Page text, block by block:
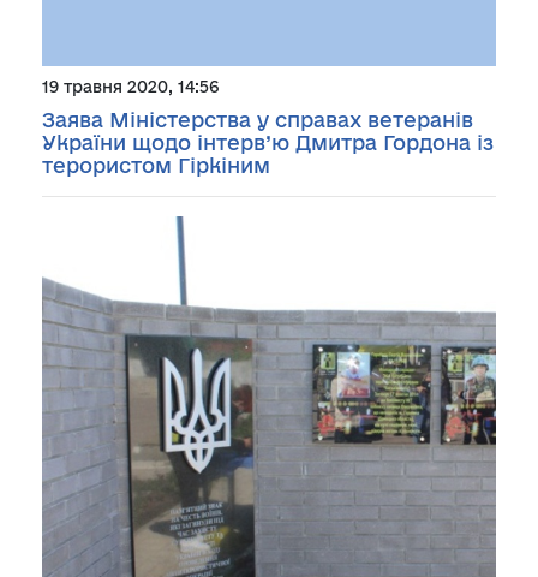
19 травня 2020, 14:56
Заява Міністерства у справах ветеранів
України щодо інтерв’ю Дмитра Гордона із
терористом Гіркіним